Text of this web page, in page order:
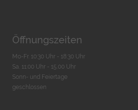
Öffnungszeiten
Mo-Fr. 10:30 Uhr - 18:30 Uhr
Sa. 11:00 Uhr - 15.00 Uhr
Sonn- und Feiertage
geschlossen